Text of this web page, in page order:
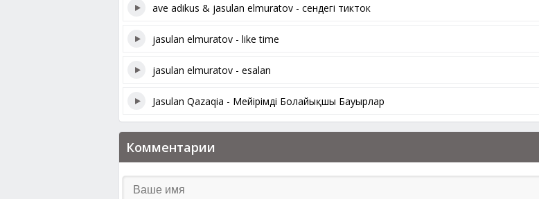
ave adikus & jasulan elmuratov - сендегі тикток
jasulan elmuratov - like time
jasulan elmuratov - esalan
Jasulan Qazaqia - Мейірімді Болайықшы Бауырлар
Комментарии